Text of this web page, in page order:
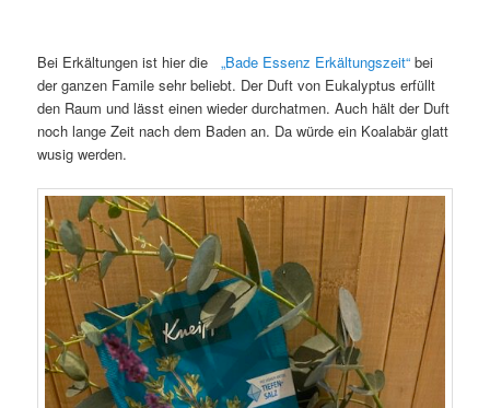
Bei Erkältungen ist hier die„Bade Essenz Erkältungszeit“bei
der ganzen Famile sehr beliebt. Der Duft von Eukalyptus erfüllt
den Raum und lässt einen wieder durchatmen. Auch hält der Duft
noch lange Zeit nach dem Baden an. Da würde ein Koalabär glatt
wusig werden.